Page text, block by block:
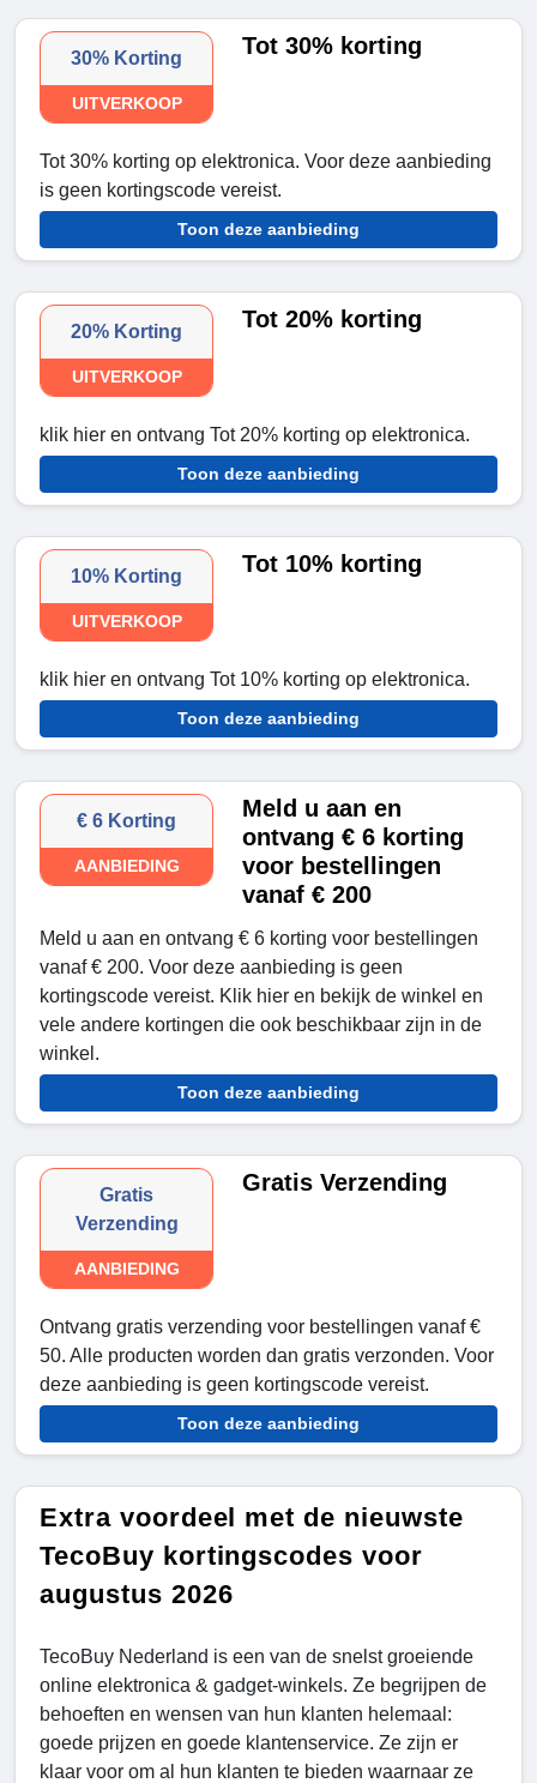
30% Korting
UITVERKOOP
Tot 30% korting
Tot 30% korting op elektronica. Voor deze aanbieding
is geen kortingscode vereist.
Toon deze aanbieding
20% Korting
UITVERKOOP
Tot 20% korting
klik hier en ontvang Tot 20% korting op elektronica.
Toon deze aanbieding
10% Korting
UITVERKOOP
Tot 10% korting
klik hier en ontvang Tot 10% korting op elektronica.
Toon deze aanbieding
€ 6 Korting
AANBIEDING
Meld u aan en
ontvang € 6 korting
voor bestellingen
vanaf € 200
Meld u aan en ontvang € 6 korting voor bestellingen
vanaf € 200. Voor deze aanbieding is geen
kortingscode vereist. Klik hier en bekijk de winkel en
vele andere kortingen die ook beschikbaar zijn in de
winkel.
Toon deze aanbieding
Gratis
Verzending
AANBIEDING
Gratis Verzending
Ontvang gratis verzending voor bestellingen vanaf €
50. Alle producten worden dan gratis verzonden. Voor
deze aanbieding is geen kortingscode vereist.
Toon deze aanbieding
Extra voordeel met de nieuwste
TecoBuy kortingscodes voor
augustus 2026
TecoBuy Nederland is een van de snelst groeiende
online elektronica & gadget-winkels. Ze begrijpen de
behoeften en wensen van hun klanten helemaal:
goede prijzen en goede klantenservice. Ze zijn er
klaar voor om al hun klanten te bieden waarnaar ze